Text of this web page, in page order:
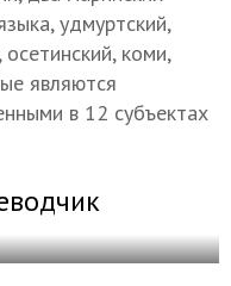
удмуртский,
осетинский, коми,
являются
в 12 субъектах